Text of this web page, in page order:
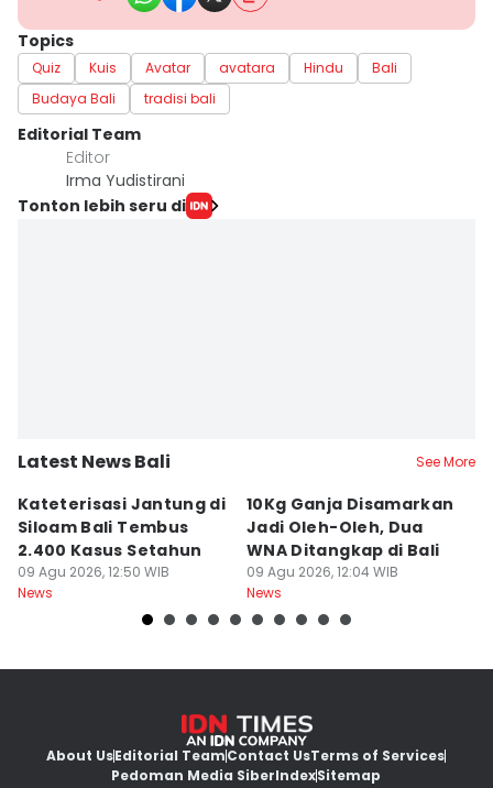
Topics
Quiz Kuis Avatar avatara Hindu
Bali
Budaya Bali
tradisi bali
Editorial Team
Editor
Irma Yudistirani
Tonton lebih seru di
Latest News Bali See More
Kateterisasi Jantung di
Siloam Bali Tembus
2.400 Kasus Setahun
09 Agu 2026, 12:50 WIB
News
10Kg Ganja Disamarkan
Jadi Oleh-Oleh, Dua
WNA Ditangkap di Bali
09 Agu 2026, 12:04 WIB
News
About UsEditorial TeamContact UsTerms of Services
Pedoman Media SiberIndexSitemap